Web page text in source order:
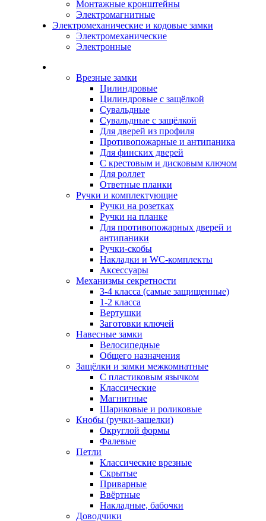
Монтажные кронштейны
Электромагнитные
Электромеханические и кодовые замки
Электромеханические
Электронные
Врезные замки
Цилиндровые
Цилиндровые с защёлкой
Сувальдные
Сувальдные с защёлкой
Для дверей из профиля
Противопожарные и антипаника
Для финских дверей
С крестовым и дисковым ключом
Для роллет
Ответные планки
Ручки и комплектующие
Ручки на розетках
Ручки на планке
Для противопожарных дверей и
антипаники
Ручки-скобы
Накладки и WC-комплекты
Аксессуары
Механизмы секретности
3-4 класса (самые защищенные)
1-2 класса
Вертушки
Заготовки ключей
Навесные замки
Велосипедные
Общего назначения
Защёлки и замки межкомнатные
С пластиковым язычком
Классические
Магнитные
Шариковые и роликовые
Кнобы (ручки-защелки)
Округлой формы
Фалевые
Петли
Классические врезные
Скрытые
Приварные
Ввёртные
Накладные, бабочки
Доводчики